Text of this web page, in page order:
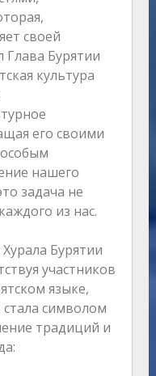
своей
Бурятии
культура
его своими
нашего
задача не
из нас.
Бурятии
участников
языке,
стала символом
традиций и